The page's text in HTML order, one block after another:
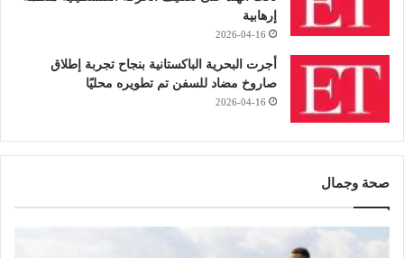
إرهابية
2026-04-16
أجرت البحرية الباكستانية بنجاح تجربة إطلاق
صاروخ مضاد للسفن تم تطويره محليًا
2026-04-16
صحة وجمال